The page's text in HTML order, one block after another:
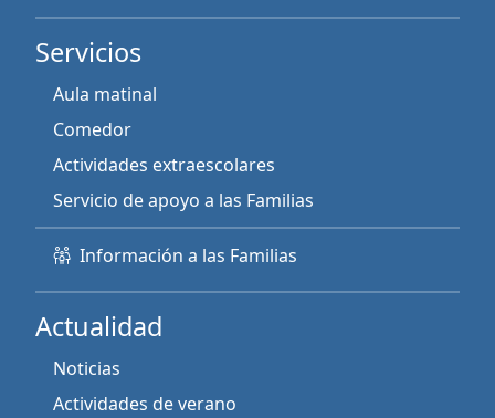
Servicios
Aula matinal
Comedor
Actividades extraescolares
Servicio de apoyo a las Familias
Información a las Familias
Actualidad
Noticias
Actividades de verano